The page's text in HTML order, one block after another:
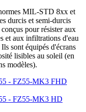
MIL-STD 8xx et
durcis et semi-durcis
pour résister aux
et aux infiltrations d'eau
sont équipés d'écrans
lisibles au soleil (en
modèles).
- FZ55-MK3 FHD
- FZ55-MK3 HD